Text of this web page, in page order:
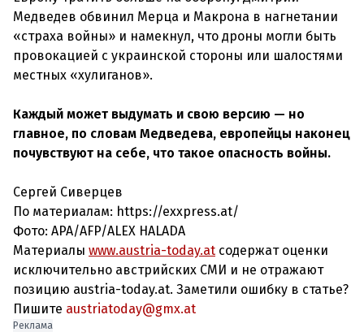
Медведев обвинил Мерца и Макрона в нагнетании
«страха войны» и намекнул, что дроны могли быть
провокацией с украинской стороны или шалостями
местных «хулиганов».
Каждый может выдумать и свою версию — но
главное, по словам Медведева, европейцы наконец
почувствуют на себе, что такое опасность войны.
Сергей Сиверцев
По материалам: https://exxpress.at/
Фото: APA/AFP/ALEX HALADA
Материалы www.austria-today.at содержат оценки
исключительно австрийских СМИ и не отражают
позицию austria-today.at. Заметили ошибку в статье?
Пишите austriatoday@gmx.at
Реклама